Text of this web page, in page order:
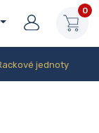
0
jednoty